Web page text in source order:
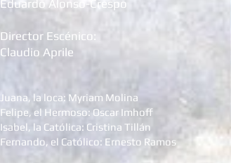
Eduardo Alonso-Crespo
Director Escénico:
Claudio Aprile
Juana, la loca: Myriam Molina
Felipe, el Hermoso: Oscar Imhoff
Isabel, la Católica: Cristina Tillán
Fernando, el Católico: Ernesto Ramos